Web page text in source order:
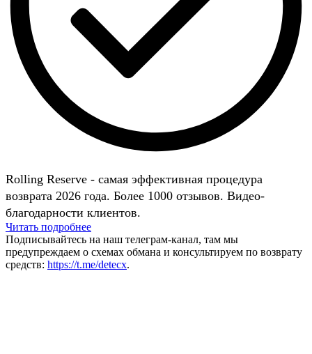
Rolling Reserve - самая эффективная процедура
возврата 2026 года. Более 1000 отзывов. Видео-
благодарности клиентов.
Читать подробнее
Подписывайтесь на наш телеграм-канал, там мы
предупреждаем о схемах обмана и консультируем по возврату
средств: https://t.me/detecx.